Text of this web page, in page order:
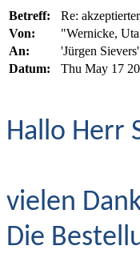
Betreff:
Re:
Von:
"Wernicke,
An:
'Jürgen
Datum:
Thu May 17
Hallo Herr
vielen
Die